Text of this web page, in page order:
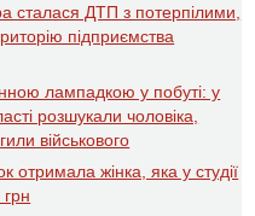
сталася ДТП з потерпілими,
підприємства
лампадкою у побуті: у
розшукали чоловіка,
військового
отримала жінка, яка у студії